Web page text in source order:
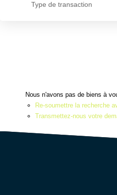
Type de transaction
Nous n'avons pas de biens à
Re-soumettre la recherche
Transmettez-nous votre